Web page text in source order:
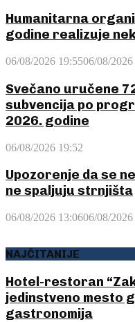
Humanitarna
godine realizuje
06/08/2026 19:5506/08/
Svečano uručene
subvencija po
2026. godine
06/08/2026 19:52
Upozorenje da se
ne spaljuju strnjišta
06/08/2026 13:0606/08/
NAJČITANIJE
Hotel-restoran
jedinstveno mesto
gastronomija